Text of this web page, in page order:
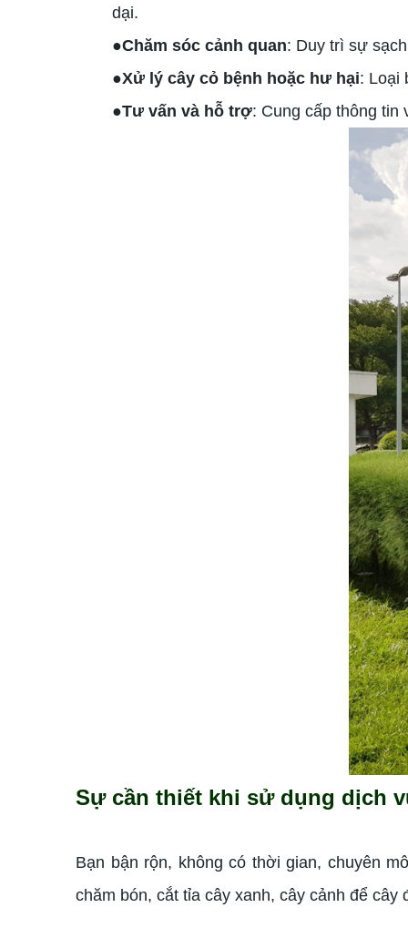
dại.
●Chăm sóc cảnh quan: Duy trì sự
●Xử lý cây cỏ bệnh hoặc hư hại: Loại
●Tư vấn và hỗ trợ: Cung cấp thông tin
Sự cần thiết khi sử dụng dịch
Bạn bận rộn, không có thời gian, chuyên
chăm bón, cắt tỉa cây xanh, cây cảnh để